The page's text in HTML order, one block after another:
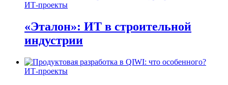
ИТ-проекты
«Эталон»: ИТ в строительной
индустрии
ИТ-проекты